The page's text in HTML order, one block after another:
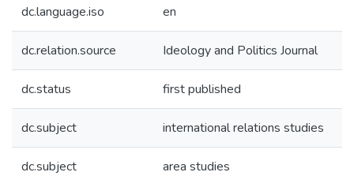
dc.language.iso en
dc.relation.source Ideology and Politics Journal
dc.status first published
dc.subject international relations studies
dc.subject area studies